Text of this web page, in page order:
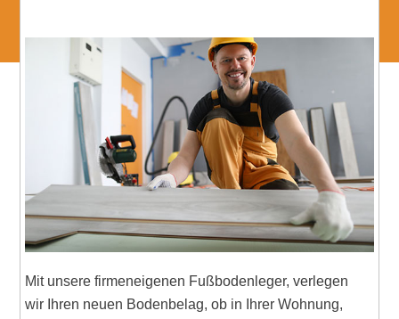
Mit unsere firmeneigenen Fußbodenleger, verlegen
wir Ihren neuen Bodenbelag, ob in Ihrer Wohnung,